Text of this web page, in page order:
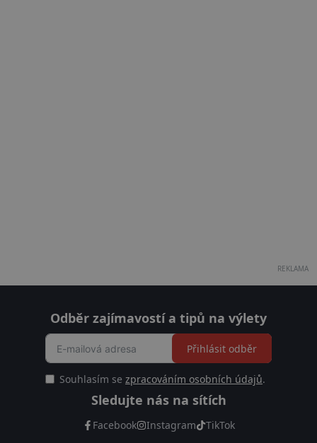
REKLAMA
Odběr zajímavostí a tipů na výlety
Souhlasím se zpracováním osobních údajů.
Přihlásit odběr
Sledujte nás na sítích
Facebook Instagram TikTok